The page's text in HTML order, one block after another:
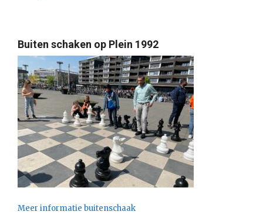
Buiten schaken op Plein 1992
Meer informatie buitenschaak